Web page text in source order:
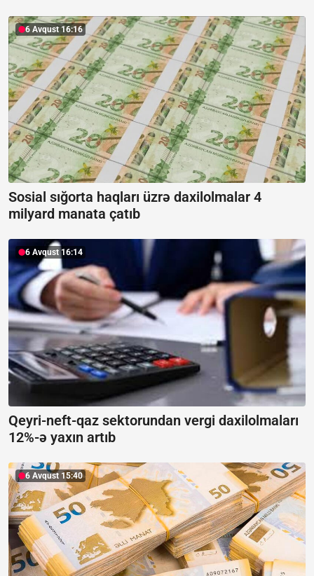
6 Avqust 16:16
Sosial sığorta haqları üzrə daxilolmalar 4
milyard manata çatıb
6 Avqust 16:14
Qeyri-neft-qaz sektorundan vergi daxilolmaları
12%-ə yaxın artıb
6 Avqust 15:40